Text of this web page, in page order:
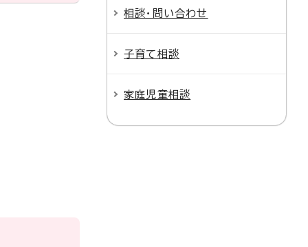
相談・問い合わせ
子育て相談
家庭児童相談